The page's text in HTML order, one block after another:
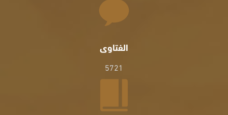
الفتاوى
5721